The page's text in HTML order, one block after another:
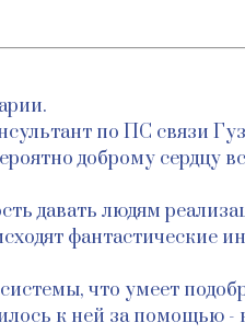
по ПС связи
доброму сердцу
давать людям
фантастические
что умеет
к ней за помощью